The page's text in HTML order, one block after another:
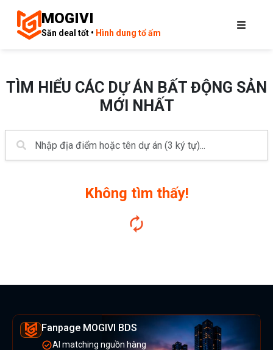
MOGIVI
Săn deal tốt • Hình dung tổ ấm
TÌM HIỂU CÁC DỰ ÁN BẤT ĐỘNG SẢN
MỚI NHẤT
Không tìm thấy!
Fanpage MOGIVI BDS
AI matching nguồn hàng